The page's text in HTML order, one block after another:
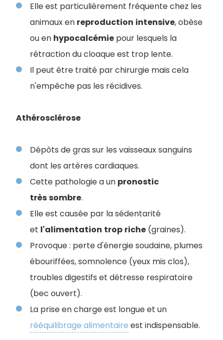
Elle est particulièrement fréquente chez les
animaux en reproduction intensive, obèse
ou en hypocalcémie pour lesquels la
rétraction du cloaque est trop lente.
Il peut être traité par chirurgie mais cela
n'empêche pas les récidives.
Athérosclérose
Dépôts de gras sur les vaisseaux sanguins
dont les artères cardiaques.
Cette pathologie a un pronostic
trèssombre.
Elle est causée par la sédentarité
et l'alimentation trop riche (graines).
Provoque : perte d'énergie soudaine, plumes
ébouriffées, somnolence (yeux mis clos),
troubles digestifs et détresse respiratoire
(bec ouvert).
La prise en charge est longue et un
rééquilibrage alimentaire est indispensable.